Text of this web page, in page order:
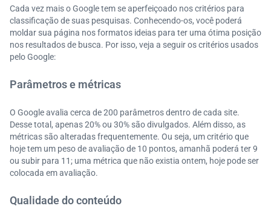
Cada vez mais o Google tem se aperfeiçoado nos critérios para
classificação de suas pesquisas. Conhecendo-os, você poderá
moldar sua página nos formatos ideias para ter uma ótima posição
nos resultados de busca. Por isso, veja a seguir os critérios usados
pelo Google:
Parâmetros e métricas
O Google avalia cerca de 200 parâmetros dentro de cada site.
Desse total, apenas 20% ou 30% são divulgados. Além disso, as
métricas são alteradas frequentemente. Ou seja, um critério que
hoje tem um peso de avaliação de 10 pontos, amanhã poderá ter 9
ou subir para 11; uma métrica que não existia ontem, hoje pode ser
colocada em avaliação.
Qualidade do conteúdo